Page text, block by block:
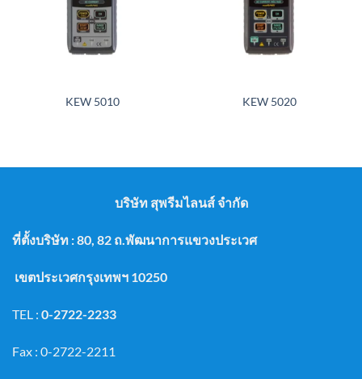
KEW 5010 KEW 5020
บริษัท สุพรีมไลนส์ จำกัด
ที่ตั้งบริษัท : 80, 82 ถ.พัฒนาการแขวงประเวศ
เขตประเวศกรุงเทพฯ 10250
TEL : 0-2722-2233
Fax : 0-2722-2211